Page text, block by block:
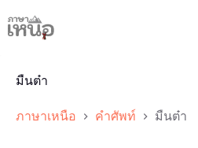
to
content
มืนต๋า
ภาษาเหนือ คำศัพท์ มืนต๋า